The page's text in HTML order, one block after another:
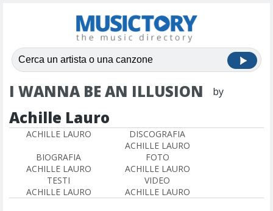
I WANNA BE AN ILLUSION by
Achille Lauro
ACHILLE LAURO
DISCOGRAFIA
ACHILLE LAURO
BIOGRAFIA
ACHILLE LAURO
FOTO
ACHILLE LAURO
TESTI
ACHILLE LAURO
VIDEO
ACHILLE LAURO